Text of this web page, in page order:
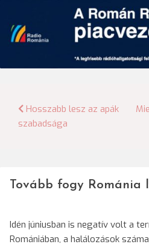
Bejegyzés
navigáció
Hosszabb lesz az apák
szabadsága
Tovább fogy Románia
Idén júniusban is negatív volt a
Romániában, a halálozások